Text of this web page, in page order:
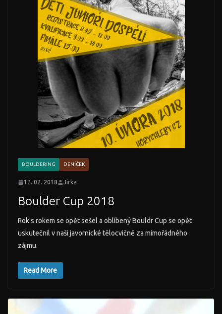
BOULDERING DENÍČEK
12. 02. 2018 Jirka
Boulder Cup 2018
Rok s rokem se opět sešel a oblíbený Bouldr Cup se opět
uskutečnil v naši javornické tělocvičně za mimořádného
zájmu.
Read More